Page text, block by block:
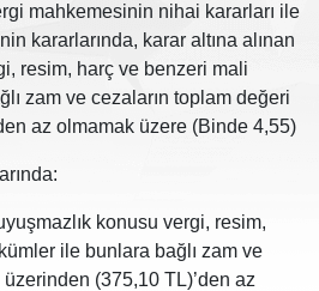
mahkemesinin nihai kararları ile
kararlarında, karar altına alınan
resim, harç ve benzeri mali
zam ve cezaların toplam değeri
az olmamak üzere (Binde 4,55)
konusu vergi, resim,
ile bunlara bağlı zam ve
(375,10 TL)’den az